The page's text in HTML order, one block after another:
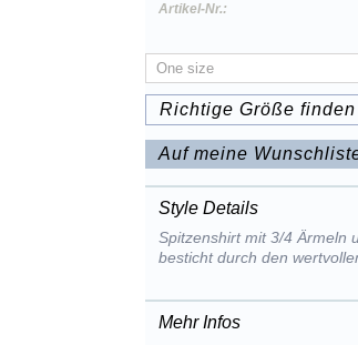
Artikel-Nr.:
Richtige Größe finden
Auf meine
Style Details
Spitzenshirt mit 3/4 Ärmeln
besticht durch den
Mehr Infos